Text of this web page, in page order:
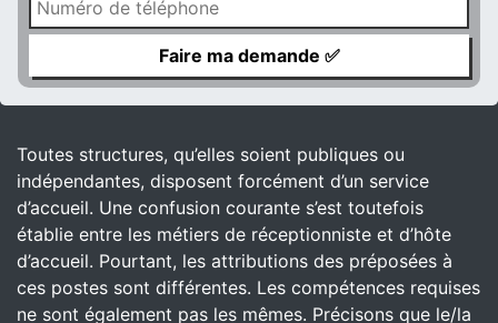
Toutes structures, qu’elles soient publiques ou
indépendantes, disposent forcément d’un service
d’accueil. Une confusion courante s’est toutefois
établie entre les métiers de réceptionniste et d’hôte
d’accueil. Pourtant, les attributions des préposées à
ces postes sont différentes. Les compétences requises
ne sont également pas les mêmes. Précisons que le/la